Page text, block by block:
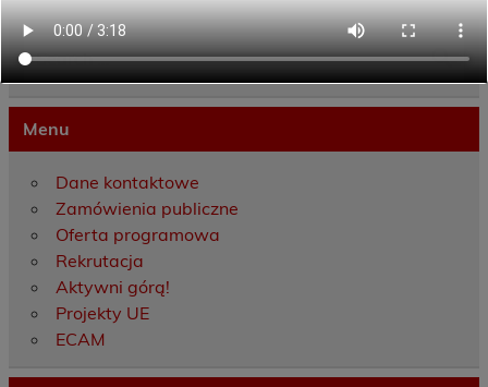
Menu
Dane kontaktowe
Zamówienia publiczne
Oferta programowa
Rekrutacja
Aktywni górą!
Projekty UE
ECAM